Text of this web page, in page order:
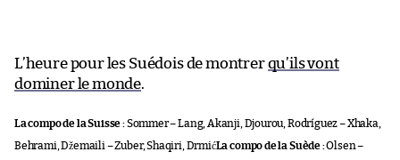
L’heure pour les Suédois de montrerqu’ils vont
dominer le monde.
La compo de la Suisse :Sommer – Lang, Akanji, Djourou, Rodríguez – Xhaka,
Behrami, Džemaili – Zuber, Shaqiri, DrmićLa compo de la Suède :Olsen –